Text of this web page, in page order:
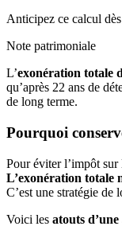
Anticipez ce calcul dès
Note patrimoniale
L’exonération totale
qu’après 22 ans de
de long terme.
Pourquoi
Pour éviter l’impôt
L’exonération totale
C’est une stratégie de
Voici les atouts